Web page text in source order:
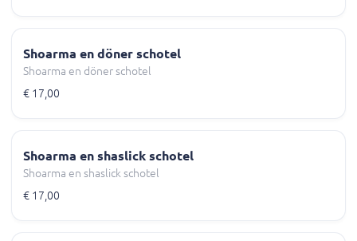
Shoarma en döner schotel
Shoarma en döner schotel
€ 17,00
Shoarma en shaslick schotel
Shoarma en shaslick schotel
€ 17,00